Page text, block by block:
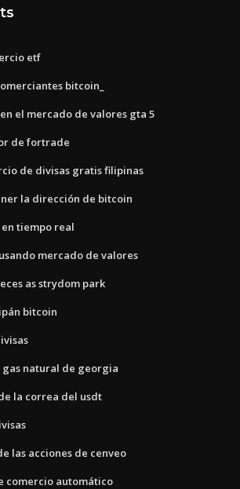
etf
bitcoin_
el mercado de valores gta 5
de fortrade
de divisas gratis filipinas
la dirección de bitcoin
tiempo real
mercado de valores
as strydom park
bitcoin
natural de georgia
la correa del usdt
las acciones de cenveo
comercio automático